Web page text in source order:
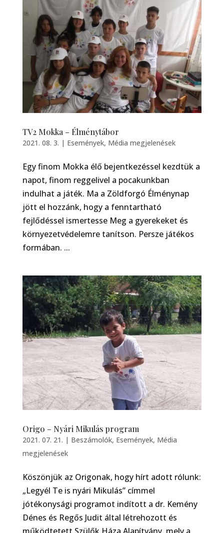
TV2 Mokka – Élménytábor
2021. 08. 3. | Események, Média megjelenések
Egy finom Mokka élő bejentkezéssel kezdtük a
napot, finom reggelivel a pocakunkban
indulhat a játék. Ma a Zöldforgó Élménynap
jött el hozzánk, hogy a fenntartható
fejlődéssel ismertesse Meg a gyerekeket és
környezetvédelemre tanítson. Persze játékos
formában. ...
Origo – Nyári Mikulás program
2021. 07. 21. | Beszámolók, Események, Média
megjelenések
Köszönjük az Origonak, hogy hírt adott rólunk:
„Legyél Te is nyári Mikulás” címmel
jótékonysági programot indított a dr. Kemény
Dénes és Regős Judit által létrehozott és